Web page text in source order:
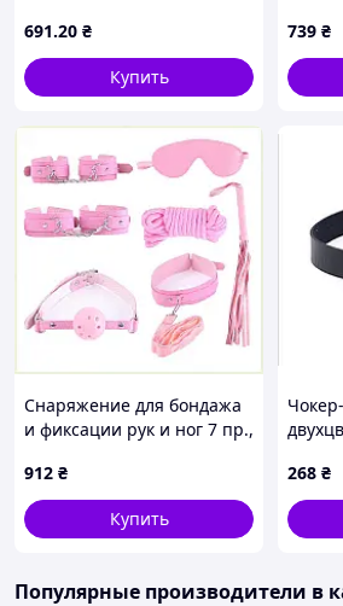
691.20 ₴
Купить
739 ₴
Снаряжение для бондажа
и фиксации рук и ног 7 пр.,
912 ₴
Купить
268 ₴
Популярные производители в